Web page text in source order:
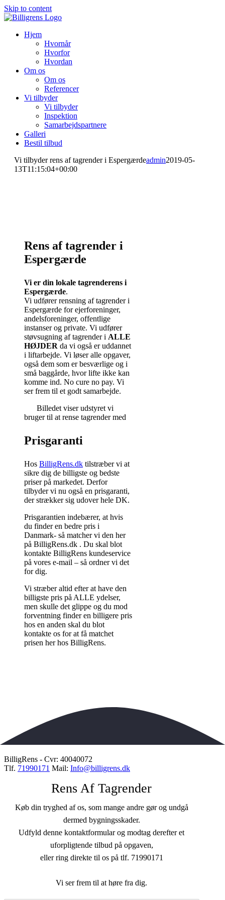
Skip to content
Hjem
Hvornår
Hvorfor
Hvordan
Om os
Om os
Referencer
Vi tilbyder
Vi tilbyder
Inspektion
Samarbejdspartnere
Galleri
Bestil tilbud
Vi tilbyder rens af tagrender i Espergærdeadmin2019-05-
13T11:15:04+00:00
Rens af tagrender i
Espergærde
Vi er din lokale tagrenderens i
Espergærde.
Vi udfører rensning af tagrender i
Espergærde for ejerforeninger,
andelsforeninger, offentlige
instanser og private. Vi udfører
støvsugning af tagrender i ALLE
HØJDER da vi også er uddannet
i liftarbejde. Vi løser alle opgaver,
også dem som er besværlige og i
små baggårde, hvor lifte ikke kan
komme ind. No cure no pay. Vi
ser frem til et godt samarbejde.
Billedet viser udstyret vi
bruger til at rense tagrender med
Prisgaranti
Hos BilligRens.dk tilstræber vi at
sikre dig de billigste og bedste
priser på markedet. Derfor
tilbyder vi nu også en prisgaranti,
der strækker sig udover hele DK.
Prisgarantien indebærer, at hvis
du finder en bedre pris i
Danmark- så matcher vi den her
på BilligRens.dk . Du skal blot
kontakte BilligRens kundeservice
på vores e-mail – så ordner vi det
for dig.
Vi stræber altid efter at have den
billigste pris på ALLE ydelser,
men skulle det glippe og du mod
forventning finder en billigere pris
hos en anden skal du blot
kontakte os for at få matchet
prisen her hos BilligRens.
BilligRens - Cvr: 40040072
Tlf. 71990171 Mail: Info@billigrens.dk
Rens Af Tagrender
Køb din tryghed af os, som mange andre gør og undgå
dermed bygningsskader.
Udfyld denne kontaktformular og modtag derefter et
uforpligtende tilbud på opgaven,
eller ring direkte til os på tlf. 71990171
Vi ser frem til at høre fra dig.